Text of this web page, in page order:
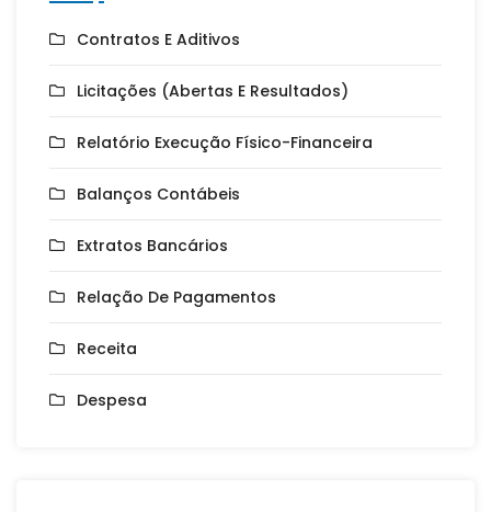
Contratos E Aditivos
Licitações (Abertas E Resultados)
Relatório Execução Físico-Financeira
Balanços Contábeis
Extratos Bancários
Relação De Pagamentos
Receita
Despesa